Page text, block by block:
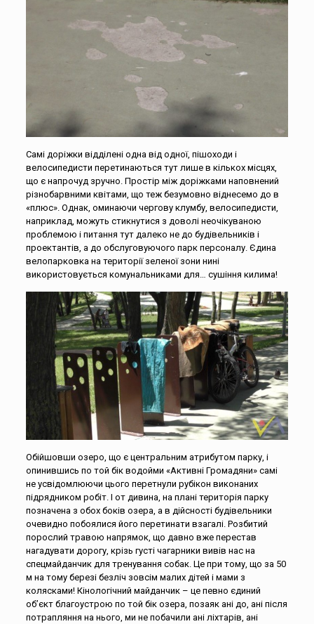
Самі доріжки відділені одна від одної, пішоходи і
велосипедисти перетинаються тут лише в кількох місцях,
що є напрочуд зручно. Простір між доріжками наповнений
різнобарвними квітами, що теж безумовно віднесемо до в
«плюс». Однак, оминаючи чергову клумбу, велосипедисти,
наприклад, можуть стикнутися з доволі неочікуваною
проблемою і питання тут далеко не до будівельників і
проектантів, а до обслуговуючого парк персоналу. Єдина
велопарковка на території зеленої зони нині
використовується комунальниками для… сушіння килима!
Обійшовши озеро, що є центральним атрибутом парку, і
опинившись по той бік водойми «Активні Громадяни» самі
не усвідомлюючи цього перетнули рубікон виконаних
підрядником робіт. І от дивина, на плані територія парку
позначена з обох боків озера, а в дійсності будівельники
очевидно побоялися його перетинати взагалі. Розбитий
порослий травою напрямок, що давно вже перестав
нагадувати дорогу, крізь густі чагарники вивів нас на
спецмайданчик для тренування собак. Це при тому, що за 50
м на тому березі безліч зовсім малих дітей і мами з
колясками! Кінологічний майданчик – це певно єдиний
об’єкт благоустрою по той бік озера, позаяк ані до, ані після
потрапляння на нього, ми не побачили ані ліхтарів, ані